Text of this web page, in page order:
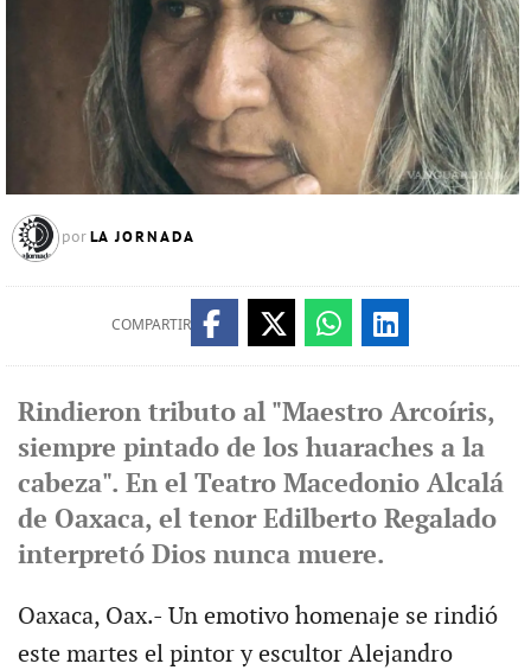
por LA JORNADA
COMPARTIR
Rindieron tributo al "Maestro Arcoíris,
siempre pintado de los huaraches a la
cabeza". En el Teatro Macedonio Alcalá
de Oaxaca, el tenor Edilberto Regalado
interpretó Dios nunca muere.
Oaxaca, Oax.- Un emotivo homenaje se rindió
este martes el pintor y escultor Alejandro